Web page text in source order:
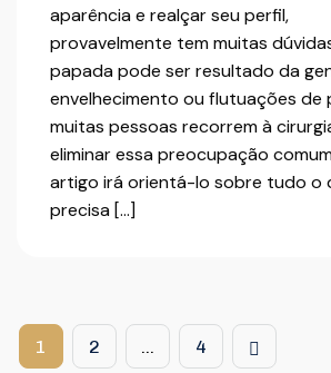
aparência e realçar seu perfil,
provavelmente tem muitas
papada pode ser resultado da
envelhecimento ou flutuações de
muitas pessoas recorrem à
eliminar essa preocupação
artigo irá orientá-lo sobre tudo o
precisa […]
1 2 … 4